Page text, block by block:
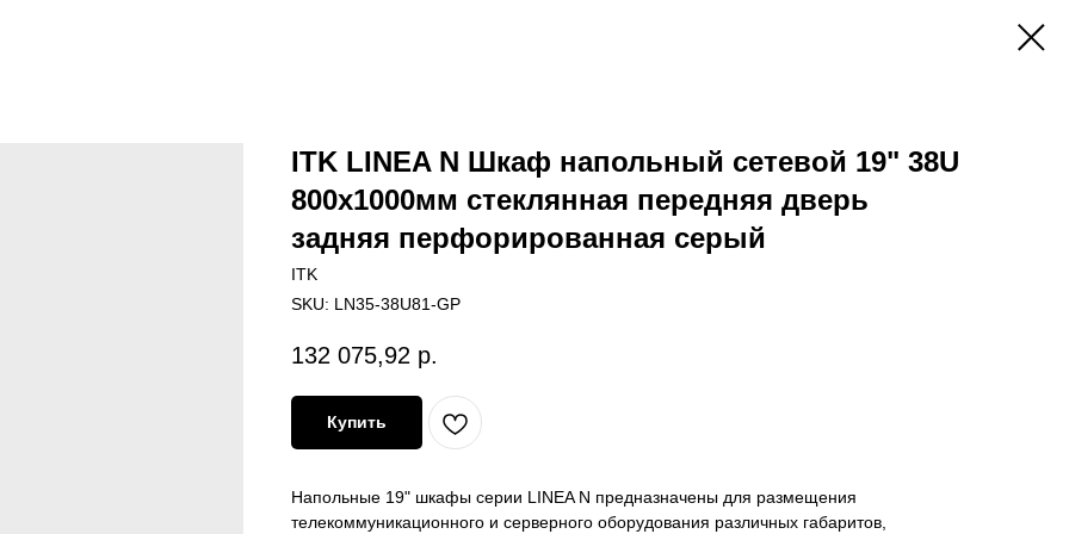
ITK LINEA N Шкаф напольный сетевой 19" 38U
800х1000мм стеклянная передняя дверь
задняя перфорированная серый
ITK
SKU: LN35-38U81-GP
132 075,92 р.
Купить
Напольные 19" шкафы серии LINEA N предназначены для размещения
телекоммуникационного и серверного оборудования различных габаритов,